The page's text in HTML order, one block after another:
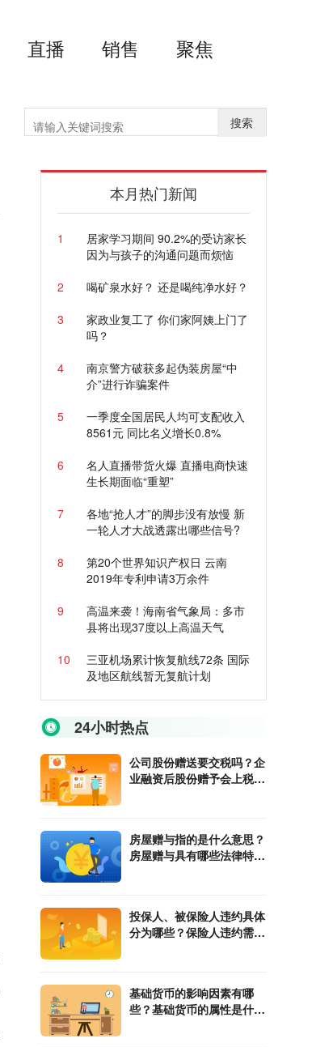
直播 销售 聚焦
搜索
本月热门新闻
1
居家学习期间 90.2%的受访家长
因为与孩子的沟通问题而烦恼
2
喝矿泉水好？ 还是喝纯净水好？
3
家政业复工了 你们家阿姨上门了
吗？
4
南京警方破获多起伪装房屋“中
介”进行诈骗案件
5
一季度全国居民人均可支配收入
8561元 同比名义增长0.8%
6
名人直播带货火爆 直播电商快速
生长期面临“重塑”
7
各地“抢人才”的脚步没有放慢 新
一轮人才大战透露出哪些信号?
8
第20个世界知识产权日 云南
2019年专利申请3万余件
9
高温来袭！海南省气象局：多市
县将出现37度以上高温天气
10
三亚机场累计恢复航线72条 国际
及地区航线暂无复航计划
24小时热点
公司股份赠送要交税吗？企
业融资后股份赠予会上税
房屋赠与指的是什么意思？
房屋赠与具有哪些法律特
投保人、被保险人违约具体
分为哪些？保险人违约需要
基础货币的影响因素有哪
些？基础货币的属性是什